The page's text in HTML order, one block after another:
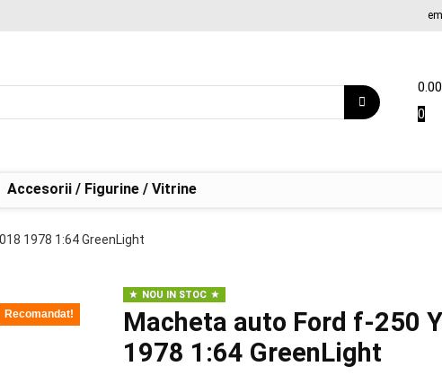
0.00
0
Accesorii / Figurine / Vitrine
1978 1:64 GreenLight
Recomandat!
NOU IN STOC
Macheta auto Ford f-250
1978 1:64 GreenLight